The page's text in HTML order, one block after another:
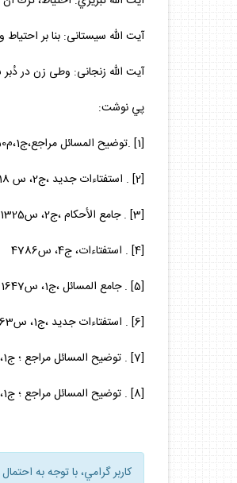
آيت الله سيستانى: بنا بر
آيت الله زنجانى: وطى زن در
پي نوشت:
[1] .توضيح المسائل مراجع،ج1،م450 و استفتاء مركز پاسخگويي انوار طاها از دفتر آيت الله خامنه اي
[2] . استفتاءات جديد ،ج‌2، س 1618
[3] . جامع الأحكام ،ج‌2، س1325
[4] . استفتاءات، ج‌4، س4786
[5] . جامع المسائل ،ج‌1، س1647
[6] . استفتاءات جديد ،ج‌1، س1463
[7] . توضيح المسائل مراجع ؛ ج‌1، م450
[8] . توضيح المسائل مراجع ؛ ج‌1، م450
كاربر گرامي، با توجه به